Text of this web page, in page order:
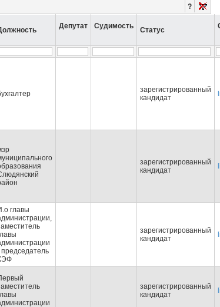
?
Депутат Судимость Статус
зарегистрированный
кандидат
зарегистрированный
кандидат
главы
председатель
зарегистрированный
кандидат
зарегистрированный
кандидат